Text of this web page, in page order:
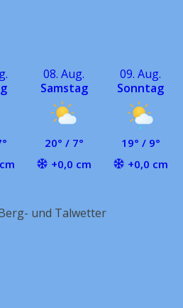
08. Aug.
Samstag
20° / 7°
+0,0 cm
09. Aug.
Sonntag
19° / 9°
+0,0 cm
und Talwetter